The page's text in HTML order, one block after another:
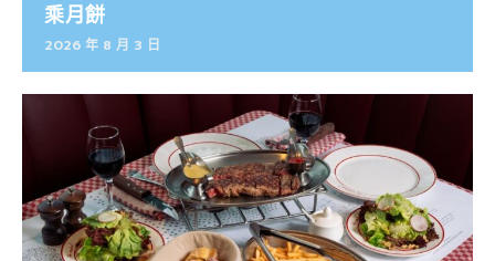
乘月餅
2026 年 8 月 3 日